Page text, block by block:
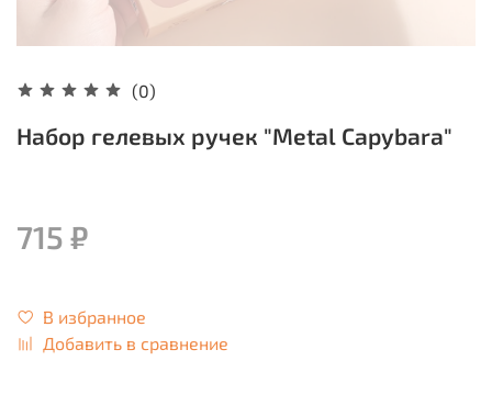
(0)
Набор гелевых ручек "Metal Capybara"
715 ₽
В избранное
Добавить в сравнение